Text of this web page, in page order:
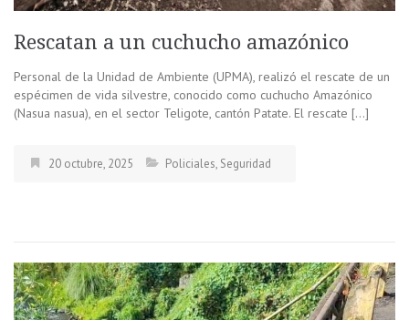
Rescatan a un cuchucho amazónico
Personal de la Unidad de Ambiente (UPMA), realizó el rescate de un
espécimen de vida silvestre, conocido como cuchucho Amazónico
(Nasua nasua), en el sector Teligote, cantón Patate. El rescate […]
20 octubre, 2025 Policiales, Seguridad